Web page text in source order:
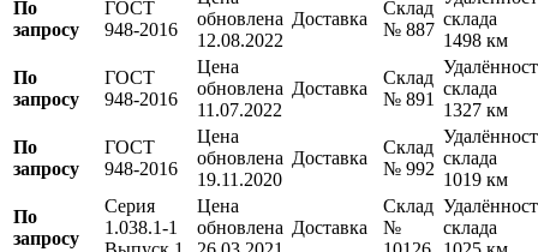
По
запросу
ГОСТ
948-2016
обновлена
12.08.2022
Доставка
Склад
№ 887
склада
1498 км
По
запросу
ГОСТ
948-2016
Цена
обновлена
11.07.2022
Доставка
Склад
№ 891
склада
1327 км
По
запросу
ГОСТ
948-2016
Цена
обновлена
19.11.2020
Доставка
Склад
№ 992
склада
1019 км
По
запросу
Серия
1.038.1-1
Цена
обновлена Доставка
Склад
№
склада